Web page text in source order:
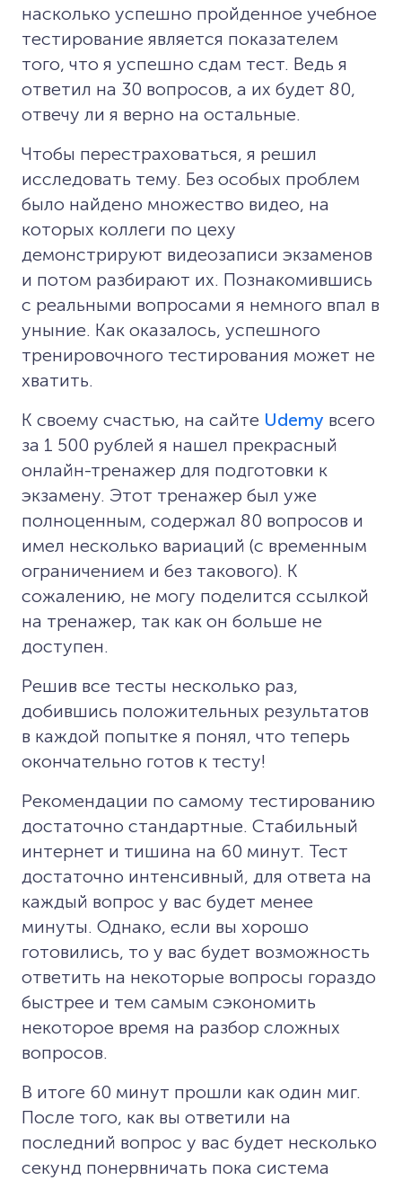
насколько успешно пройденное учебное
тестирование является показателем
того, что я успешно сдам тест. Ведь я
ответил на 30 вопросов, а их будет 80,
отвечу ли я верно на остальные.
Чтобы перестраховаться, я решил
исследовать тему. Без особых проблем
было найдено множество видео, на
которых коллеги по цеху
демонстрируют видеозаписи экзаменов
и потом разбирают их. Познакомившись
с реальными вопросами я немного впал в
уныние. Как оказалось, успешного
тренировочного тестирования может не
хватить.
К своему счастью, на сайте Udemy всего
за 1 500 рублей я нашел прекрасный
онлайн-тренажер для подготовки к
экзамену. Этот тренажер был уже
полноценным, содержал 80 вопросов и
имел несколько вариаций (с временным
ограничением и без такового). К
сожалению, не могу поделится ссылкой
на тренажер, так как он больше не
доступен.
Решив все тесты несколько раз,
добившись положительных результатов
в каждой попытке я понял, что теперь
окончательно готов к тесту!
Рекомендации по самому тестированию
достаточно стандартные. Стабильный
интернет и тишина на 60 минут. Тест
достаточно интенсивный, для ответа на
каждый вопрос у вас будет менее
минуты. Однако, если вы хорошо
готовились, то у вас будет возможность
ответить на некоторые вопросы гораздо
быстрее и тем самым сэкономить
некоторое время на разбор сложных
вопросов.
В итоге 60 минут прошли как один миг.
После того, как вы ответили на
последний вопрос у вас будет несколько
секунд понервничать пока система